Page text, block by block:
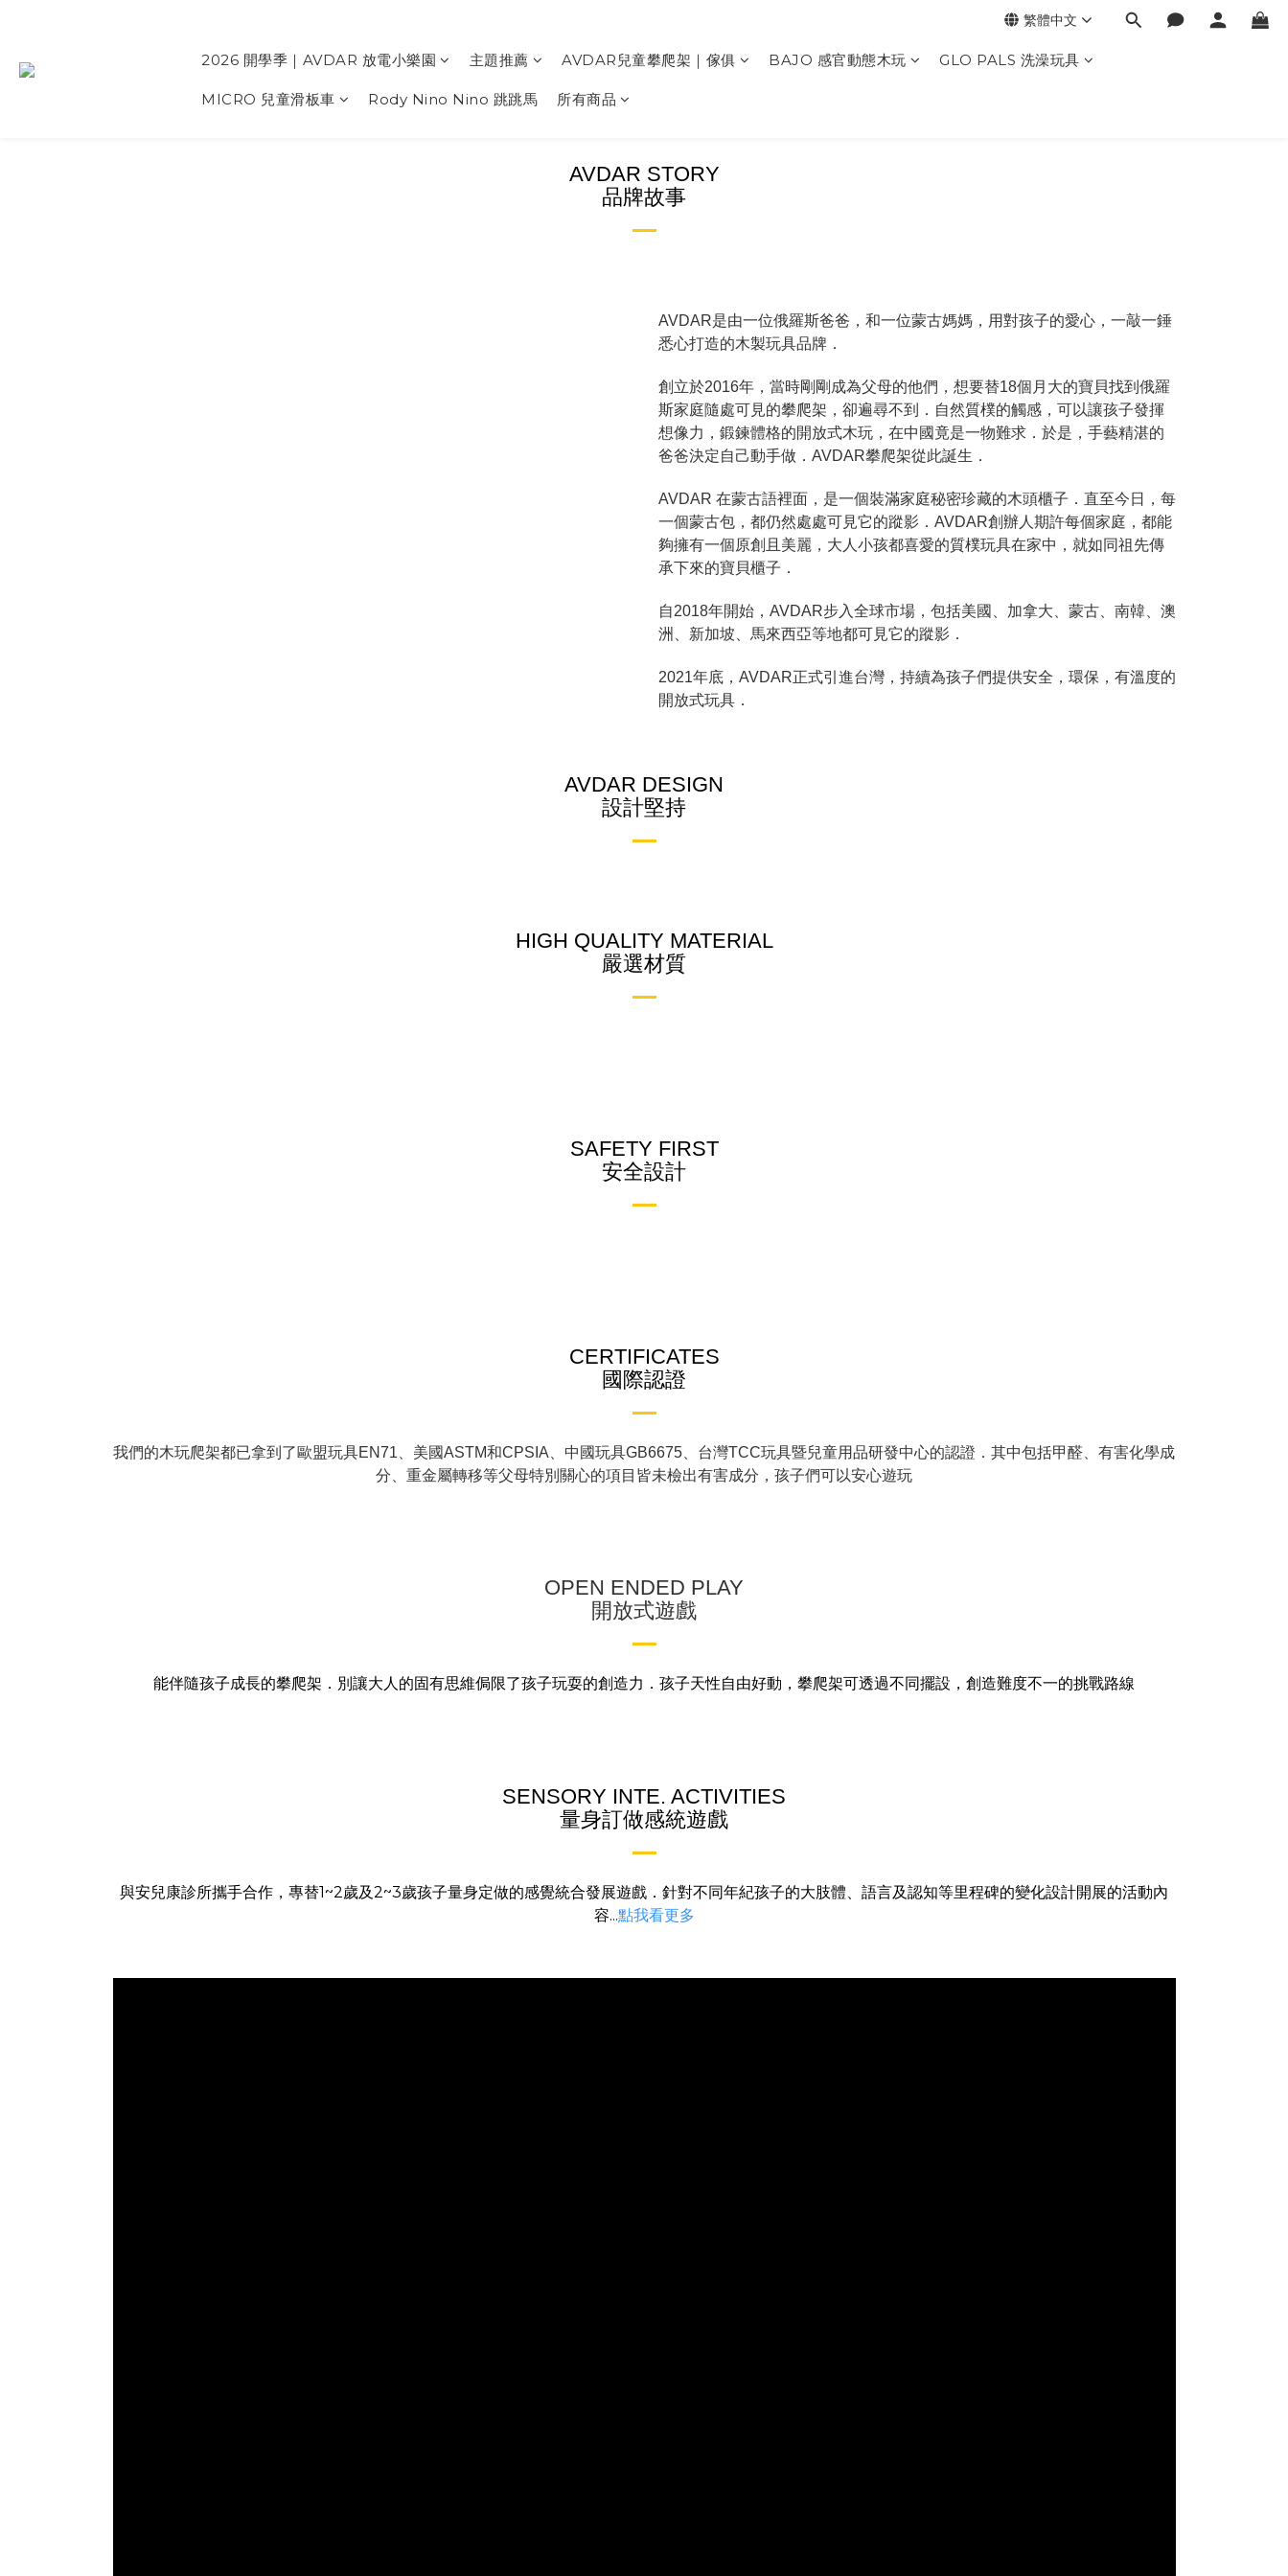
繁體中文
2026 開學季｜AVDAR 放電小樂園 主題推薦 AVDAR兒童攀爬架｜傢俱 BAJO 感官動態木玩 GLO PALS 洗澡玩具
MICRO 兒童滑板車 Rody Nino Nino 跳跳馬 所有商品
AVDAR STORY
品牌故事
AVDAR是由一位俄羅斯爸爸，和一位蒙古媽媽，用對孩子的愛心，一敲一錘
悉心打造的木製玩具品牌．
創立於2016年，當時剛剛成為父母的他們，想要替18個月大的寶貝找到俄羅
斯家庭隨處可見的攀爬架，卻遍尋不到．自然質樸的觸感，可以讓孩子發揮
想像力，鍛鍊體格的開放式木玩，在中國竟是一物難求．於是，手藝精湛的
爸爸決定自己動手做．AVDAR攀爬架從此誕生．
AVDAR 在蒙古語裡面，是一個裝滿家庭秘密珍藏的木頭櫃子．直至今日，每
一個蒙古包，都仍然處處可見它的蹤影．AVDAR創辦人期許每個家庭，都能
夠擁有一個原創且美麗，大人小孩都喜愛的質樸玩具在家中，就如同祖先傳
承下來的寶貝櫃子．
自2018年開始，AVDAR步入全球市場，包括美國、加拿大、蒙古、南韓、澳
洲、新加坡、馬來西亞等地都可見它的蹤影．
2021年底，AVDAR正式引進台灣，持續為孩子們提供安全，環保，有溫度的
開放式玩具．
AVDAR DESIGN
設計堅持
HIGH QUALITY MATERIAL
嚴選材質
SAFETY FIRST
安全設計
CERTIFICATES
國際認證
我們的木玩爬架都已拿到了歐盟玩具EN71、美國ASTM和CPSIA、中國玩具GB6675、台灣TCC玩具暨兒童用品研發中心的認證．其中包括甲醛、有害化學成
分、重金屬轉移等父母特別關心的項目皆未檢出有害成分，孩子們可以安心遊玩
OPEN ENDED PLAY
開放式遊戲
能伴隨孩子成長的攀爬架． 別讓大人的固有思維侷限了孩子玩耍的創造力．孩子天性自由好動，攀爬架可透過不同擺設，創造難度不一的挑戰路線
SENSORY INTE. ACTIVITIES
量身訂做感統遊戲
與安兒康診所攜手合作，專替1~2歲及2~3歲孩子量身定做的感覺統合發展遊戲．針對不同年紀孩子的大肢體、語言及認知等里程碑的變化設計開展的活動內
容...點我看更多